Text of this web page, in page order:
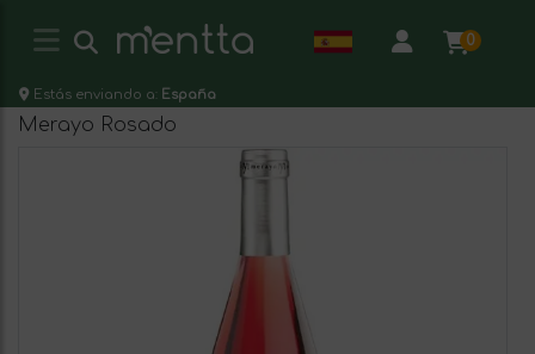
0
Estás enviando a: España
Merayo Rosado